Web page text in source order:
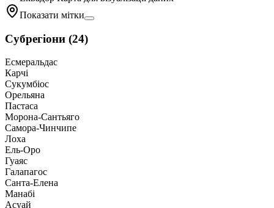
Показати мітки
Субрегіони (24)
Есмеральдас
Карчі
Сукумбіос
Орельяна
Пастаса
Морона-Сантьяго
Самора-Чинчипе
Лоха
Ель-Оро
Гуаяс
Галапагос
Санта-Елена
Манабі
Асуай